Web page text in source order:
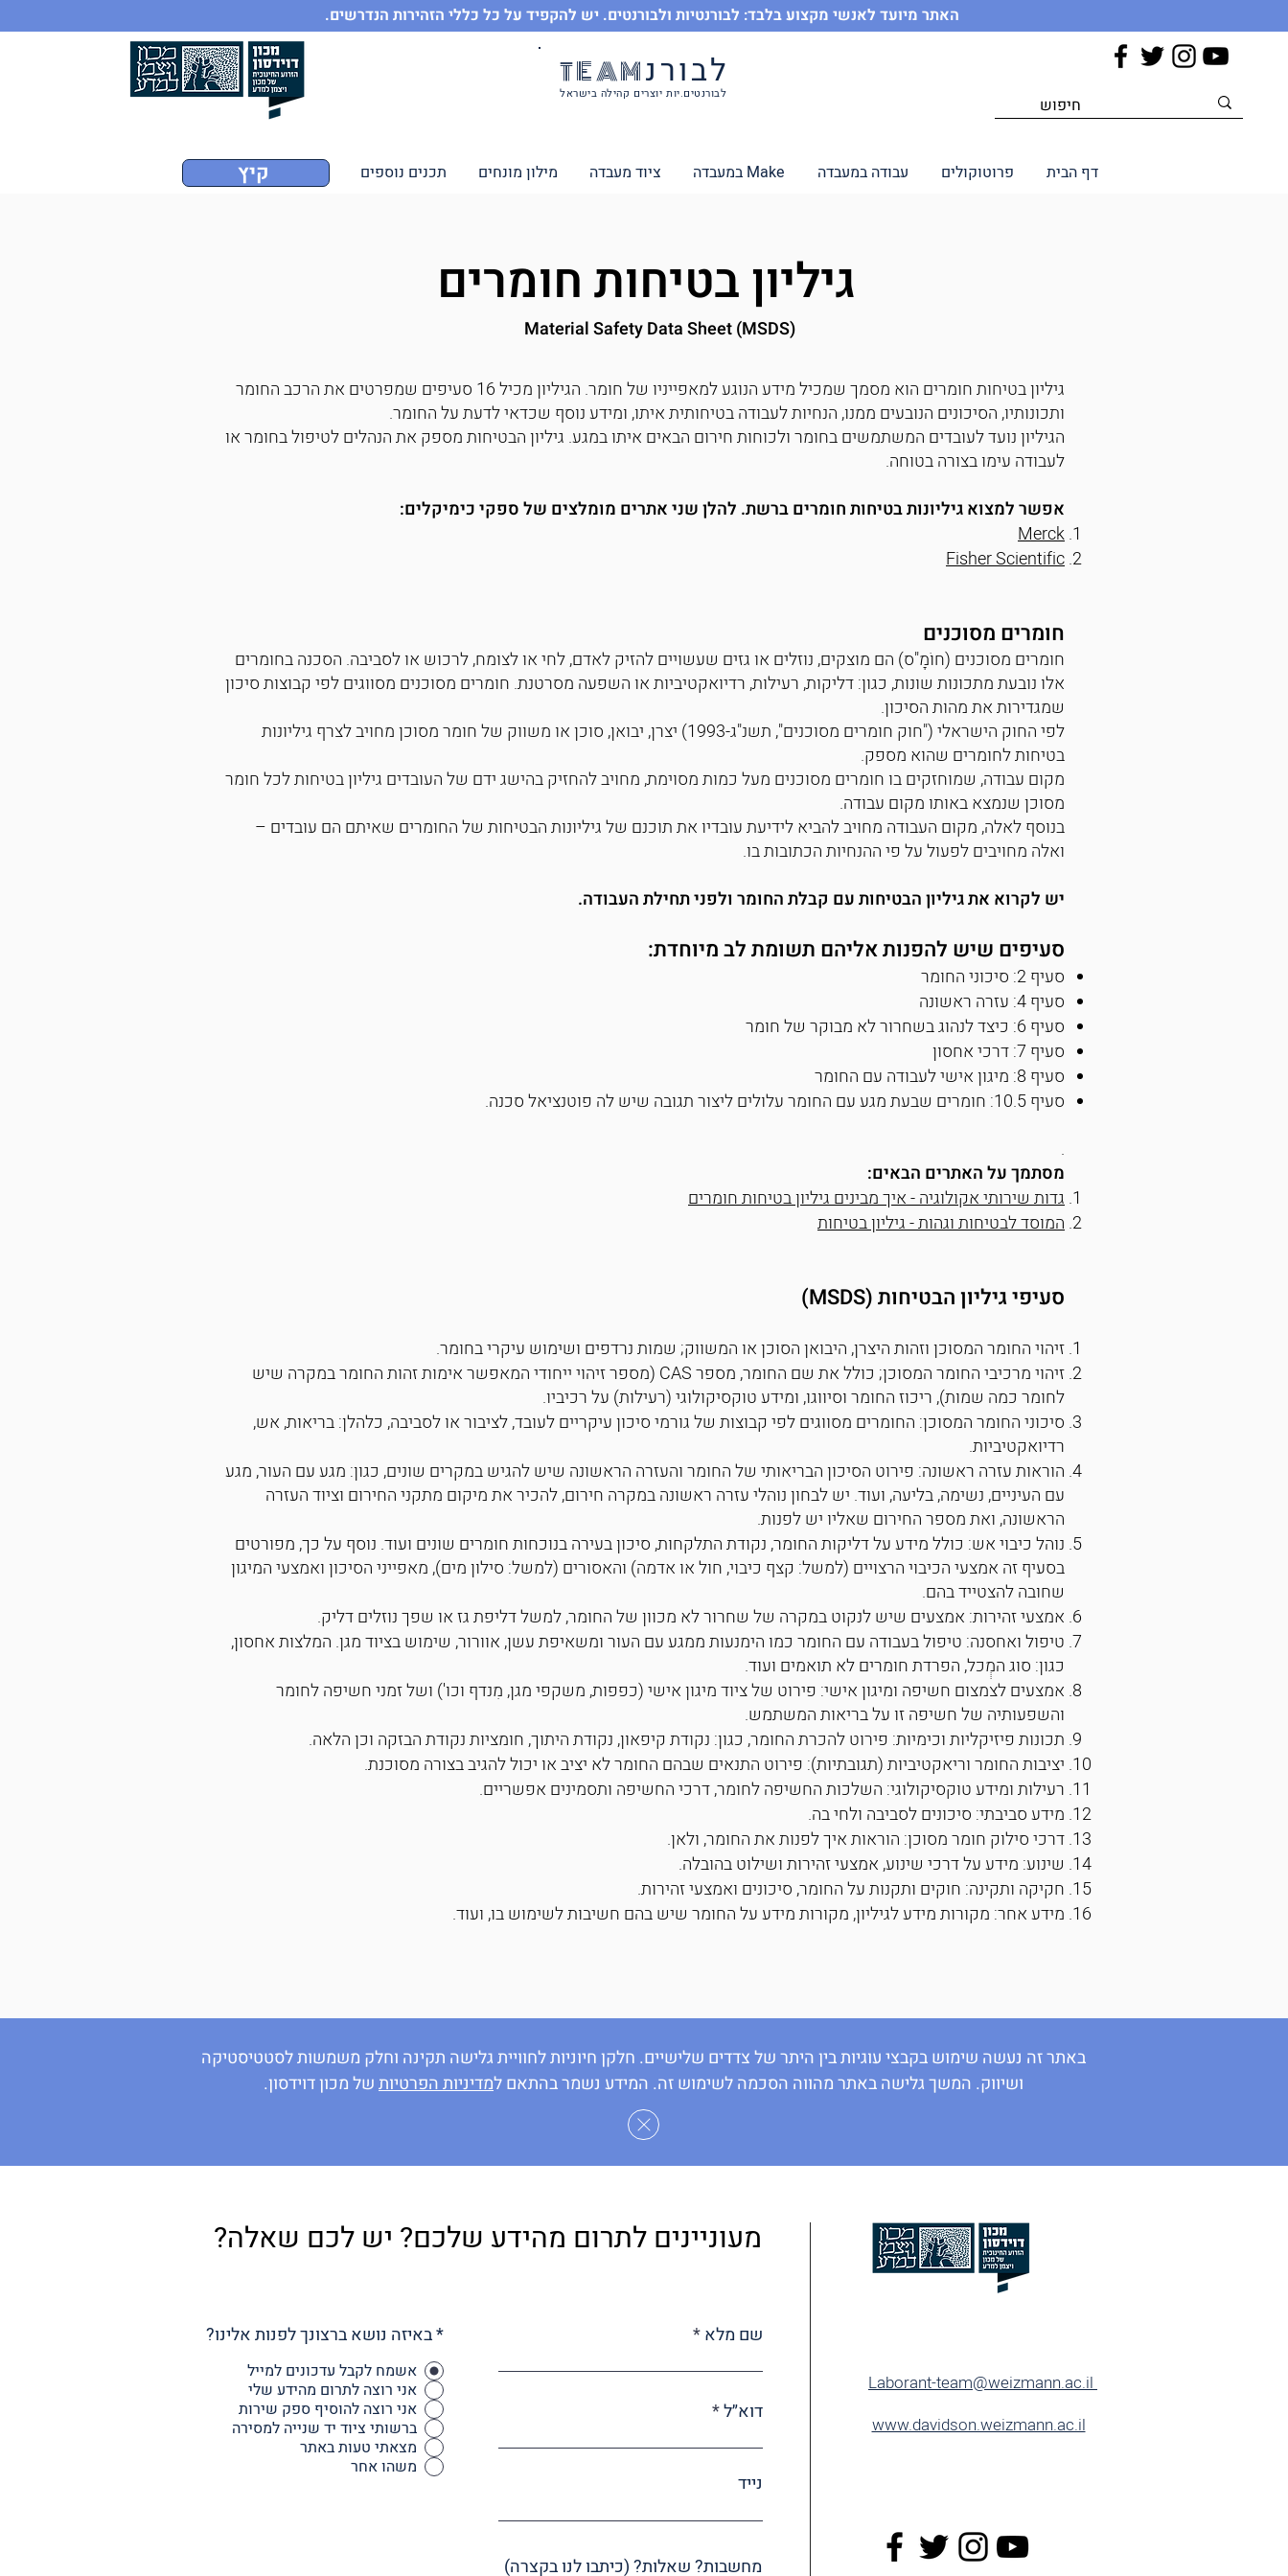
האתר מיועד לאנשי מקצוע בלבד: לבורנטיות ולבורנטים. יש להקפיד על כל כללי הזהירות הנדרשים.
לבורנTEAM
לבורנטים.יות יוצרים קהילה בישראל
קיץ דף הבית פרוטוקולים עבודה במעבדה Make במעבדה ציוד מעבדה מילון מונחים תכנים נוספים
גיליון בטיחות חומרים
Material Safety Data Sheet (MSDS)
גיליון בטיחות חומרים הוא מסמך שמכיל מידע הנוגע למאפייניו של חומר. הגיליון מכיל 16 סעיפים שמפרטים את הרכב החומר
ותכונותיו, הסיכונים הנובעים ממנו, הנחיות לעבודה בטיחותית איתו, ומידע נוסף שכדאי לדעת על החומר.
הגיליון נועד לעובדים המשתמשים בחומר ולכוחות חירום הבאים איתו במגע. גיליון הבטיחות מספק את הנהלים לטיפול בחומר או
לעבודה עימו בצורה בטוחה.
אפשר למצוא גיליונות בטיחות חומרים ברשת. להלן שני אתרים מומלצים של ספקי כימיקלים:
Merck
Fisher Scientific
חומרים מסוכנים
חומרים מסוכנים (חוֹמָ"ס) הם מוצקים, נוזלים או גזים שעשויים להזיק לאדם, לחי או לצומח, לרכוש או לסביבה. הסכנה בחומרים
אלו נובעת מתכונות שונות, כגון: דליקות, רעילות, רדיואקטיביות או השפעה מסרטנת. חומרים מסוכנים מסווגים לפי קבוצות סיכון
שמגדירות את מהות הסיכון.
לפי החוק הישראלי ("חוק חומרים מסוכנים", תשנ"ג-1993) יצרן, יבואן, סוכן או משווק של חומר מסוכן מחויב לצרף גיליונות
בטיחות לחומרים שהוא מספק.
מקום עבודה, שמוחזקים בו חומרים מסוכנים מעל כמות מסוימת, מחויב להחזיק בהישג ידם של העובדים גיליון בטיחות לכל חומר
מסוכן שנמצא באותו מקום עבודה.
בנוסף לאלה, מקום העבודה מחויב להביא לידיעת עובדיו את תוכנם של גיליונות הבטיחות של החומרים שאיתם הם עובדים –
ואלה מחויבים לפעול על פי ההנחיות הכתובות בו.
יש לקרוא את גיליון הבטיחות עם קבלת החומר ולפני תחילת העבודה.
סעיפים שיש להפנות אליהם תשומת לב מיוחדת:
סעיף 2: סיכוני החומר
סעיף 4: עזרה ראשונה
סעיף 6: כיצד לנהוג בשחרור לא מבוקר של חומר
סעיף 7: דרכי אחסון
סעיף 8: מיגון אישי לעבודה עם החומר
סעיף 10.5: חומרים שבעת מגע עם החומר עלולים ליצור תגובה שיש לה פוטנציאל סכנה.
.
מסתמך על האתרים הבאים:
גדות שירותי אקולוגיה - איך מבינים גיליון בטיחות חומרים
המוסד לבטיחות וגהות - גיליון בטיחות
ב
מ
ס
ו
סעיפי גיליון הבטיחות (MSDS)
זיהוי החומר המסוכן וזהות היצרן, היבואן הסוכן או המשווק; שמות נרדפים ושימוש עיקרי בחומר.
זיהוי מרכיבי החומר המסוכן; כולל את שם החומר, מספר CAS (מספר זיהוי ייחודי המאפשר אימות זהות החומר במקרה שיש
לחומר כמה שמות), ריכוז החומר וסיווגו, ומידע טוקסיקולוגי (רעילות) על רכיביו.
סיכוני החומר המסוכן: החומרים מסווגים לפי קבוצות של גורמי סיכון עיקריים לעובד, לציבור או לסביבה, כלהלן: בריאות, אש,
רדיואקטיביות.
הוראות עזרה ראשונה: פירוט הסיכון הבריאותי של החומר והעזרה הראשונה שיש להגיש במקרים שונים, כגון: מגע עם העור, מגע
עם העיניים, נשימה, בליעה, ועוד. יש לבחון נוהלי עזרה ראשונה במקרה חירום, להכיר את מיקום מתקני החירום וציוד העזרה
הראשונה, ואת מספר החירום שאליו יש לפנות.
נוהל כיבוי אש: כולל מידע על דליקות החומר, נקודת התלקחות, סיכון בעירה בנוכחות חומרים שונים ועוד. נוסף על כך, מפורטים
בסעיף זה אמצעי הכיבוי הרצויים (למשל: קצף כיבוי, חול או אדמה) והאסורים (למשל: סילון מים), מאפייני הסיכון ואמצעי המיגון
שחובה להצטייד בהם.
אמצעי זהירות: אמצעים שיש לנקוט במקרה של שחרור לא מכוון של החומר, למשל דליפת גז או שפך נוזלים דליק.
טיפול ואחסנה: טיפול בעבודה עם החומר כמו הימנעות ממגע עם העור ומשאיפת עשן, אוורור, שימוש בציוד מגן. המלצות אחסון,
כגון: סוג המְְכל, הפרדת חומרים לא תואמים ועוד.
אמצעים לצמצום חשיפה ומיגון אישי: פירוט של ציוד מיגון אישי (כפפות, משקפי מגן, מִנדף וכו') ושל זמני חשיפה לחומר
והשפעותיה של חשיפה זו על בריאות המשתמש.
תכונות פיזיקליות וכימיות: פירוט להכרת החומר, כגון: נקודת קיפאון, נקודת היתוך, חומציות נקודת הבזקה וכן הלאה.
יציבות החומר וריאקטיביות (תגובתיות): פירוט התנאים שבהם החומר לא יציב או יכול להגיב בצורה מסוכנת.
רעילות ומידע טוקסיקולוגי: השלכות החשיפה לחומר, דרכי החשיפה ותסמינים אפשריים.
מידע סביבתי: סיכונים לסביבה ולחי בה.
דרכי סילוק חומר מסוכן: הוראות איך לפנות את החומר, ולאן.
שינוע: מידע על דרכי שינוע, אמצעי זהירות ושילוט בהובלה.
חקיקה ותקינה: חוקים ותקנות על החומר, סיכונים ואמצעי זהירות.
מידע אחר: מקורות מידע לגיליון, מקורות מידע על החומר שיש בהם חשיבות לשימוש בו, ועוד.
באתר זה נעשה שימוש בקבצי עוגיות בין היתר של צדדים שלישיים. חלקן חיוניות לחוויית גלישה תקינה וחלק משמשות לסטטיסטיקה
ושיווק. המשך גלישה באתר מהווה הסכמה לשימוש זה. המידע נשמר בהתאם למדיניות הפרטיותשל מכון דוידסון.
שם מלא
דוא״ל
נייד
מעוניינים לתרום מהידע שלכם? יש לכם שאלה?
מחשבות? שאלות? (כיתבו לנו בקצרה)
* באיזה נושא ברצונך לפנות אלינו?
אשמח לקבל עדכונים למייל
אני רוצה לתרום מהידע שלי
אני רוצה להוסיף ספק שירות
ברשותי ציוד יד שנייה למסירה
מצאתי טעות באתר
משהו אחר
Laborant-team@weizmann.ac.il
www.davidson.weizmann.ac.il